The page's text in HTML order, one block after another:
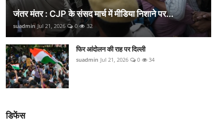
जंतर मंतर : CJP के संसद मार्च में मीडिया निशाने पर...
suadmin Jul 21, 2026 0 32
फिर आंदोलन की राह पर दिल्ली
suadmin Jul 21, 2026 0 34
डिफेंस